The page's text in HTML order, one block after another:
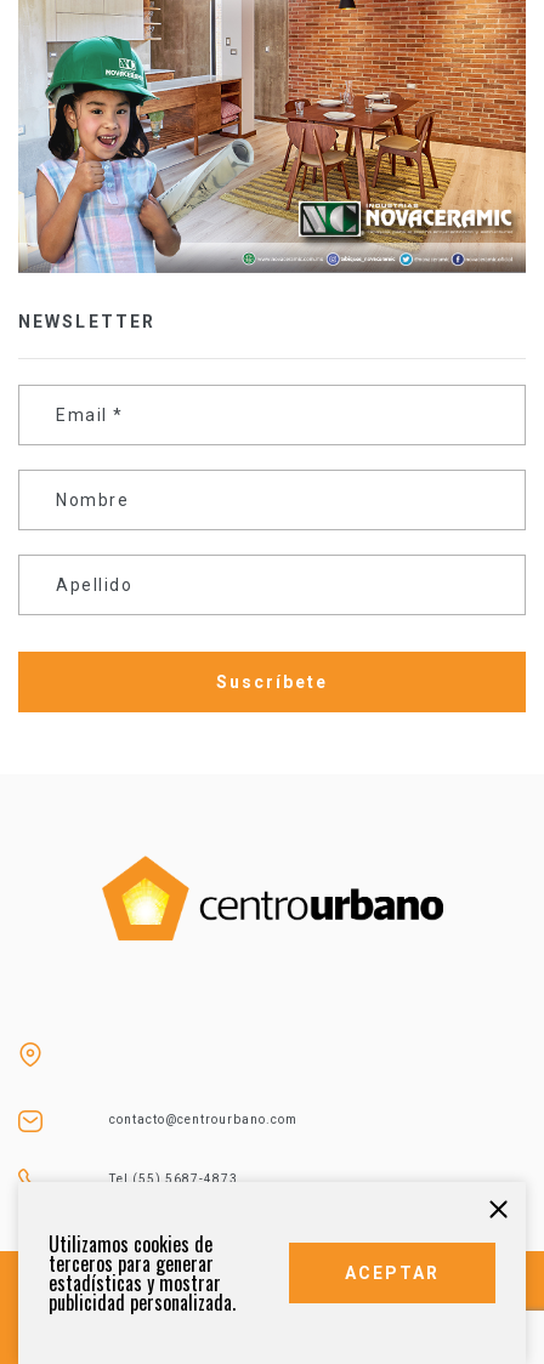
NEWSLETTER
Email *
Nombre
Apellido
contacto@centrourbano.com
Tel (55) 5687-4873
Utilizamos cookies de
terceros para generar
estadísticas y mostrar
publicidad personalizada.
ACEPTAR